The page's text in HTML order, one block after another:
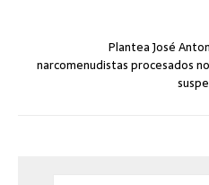
Plantea José
narcomenudistas procesados